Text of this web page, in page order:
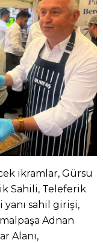
ikramlar, Gürsu
Sahili, Teleferik
yanı sahil girişi,
Adnan
Alanı,